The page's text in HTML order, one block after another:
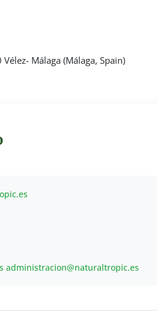
Málaga (Málaga, Spain)
administracion@naturaltropic.es